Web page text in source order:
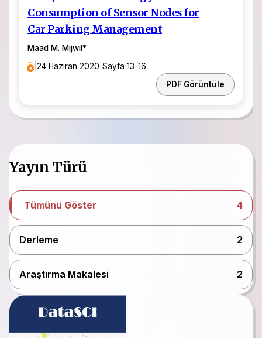
Consumption of Sensor Nodes for
Car Parking Management
Maad M. Mıjwıl*
|24 Haziran 2020 |Sayfa 13-16
PDF Görüntüle
Yayın Türü
Tümünü Göster 4
Derleme 2
Araştırma Makalesi 2